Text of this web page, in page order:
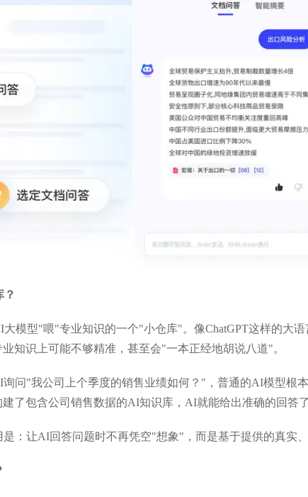
？
模型"喂"专业知识的一个"小仓库"。像ChatGPT这样的大
知识上可能不够精准，甚至会"一本正经地胡说八道"。
问"我公司上个季度的销售业绩如何？"，普通的AI模型根
了包含公司销售数据的AI知识库，AI就能给出准确的回答了
：让AI回答问题时不再凭空"想象"，而是基于提供的真实、